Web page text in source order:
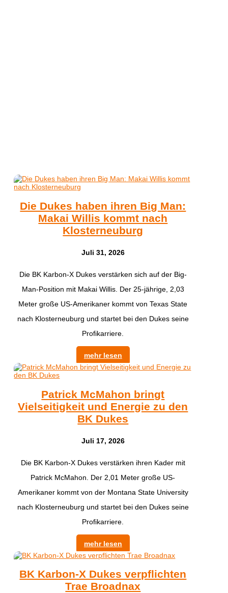
Die Dukes haben ihren Big Man:
Makai Willis kommt nach
Klosterneuburg
Juli 31, 2026
​Die BK Karbon-X Dukes verstärken sich auf der Big-
Man-Position mit Makai Willis. Der 25-jährige, 2,03
Meter große US-Amerikaner kommt von Texas State
nach Klosterneuburg und startet bei den Dukes seine
Profikarriere.
mehr lesen
Patrick McMahon bringt
Vielseitigkeit und Energie zu den
BK Dukes
Juli 17, 2026
Die BK Karbon-X Dukes verstärken ihren Kader mit
Patrick McMahon. Der 2,01 Meter große US-
Amerikaner kommt von der Montana State University
nach Klosterneuburg und startet bei den Dukes seine
Profikarriere.
mehr lesen
BK Karbon-X Dukes verpflichten
Trae Broadnax